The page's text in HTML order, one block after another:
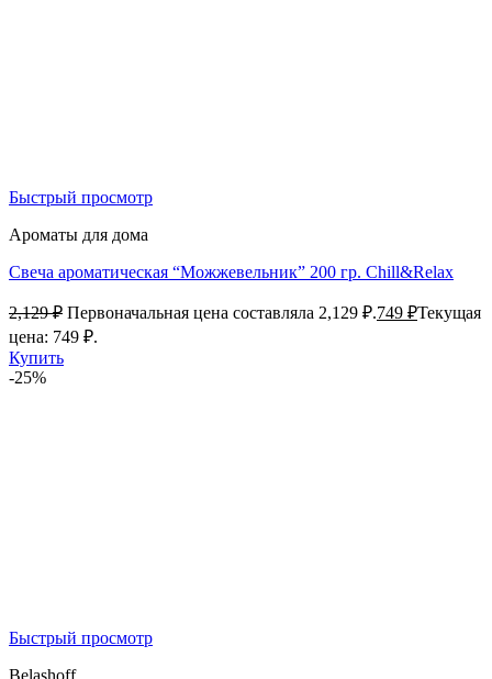
Быстрый просмотр
Ароматы для дома
Свеча ароматическая “Можжевельник” 200 гр. Chill&Relax
2,129₽ Первоначальная цена составляла 2,129 ₽.749 ₽Текущая
цена: 749 ₽.
Купить
-25%
Быстрый просмотр